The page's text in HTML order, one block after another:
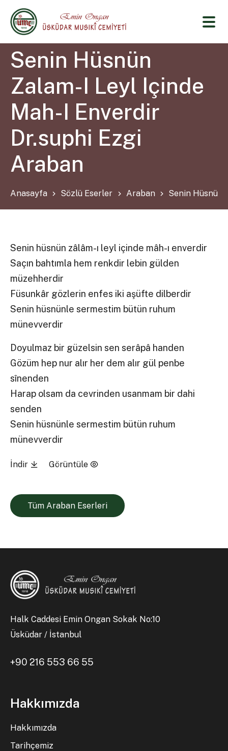
Senin Hüsnün
Zalam-I Leyl Içinde
Mah-I Enverdir
Dr.suphi Ezgi
Araban
Anasayfa Sözlü Eserler Araban Senin Hüsnün
Senin hüsnün zâlâm-ı leyl içinde mâh-ı enverdir
Saçın bahtımla hem renkdir lebin gülden
müzehherdir
Füsunkâr gözlerin enfes iki aşüfte dilberdir
Senin hüsnünle sermestim bütün ruhum
münevverdir
Doyulmaz bir güzelsin sen serâpâ handen
Gözüm hep nur alır her dem alır gül penbe
sînenden
Harap olsam da cevrinden usanmam bir dahi
senden
Senin hüsnünle sermestim bütün ruhum
münevverdir
İndir Görüntüle
Tüm Araban Eserleri
Halk Caddesi Emin Ongan Sokak No:10
Üsküdar / İstanbul
+90 216 553 66 55
Hakkımızda
Hakkımızda
Tarihçemiz